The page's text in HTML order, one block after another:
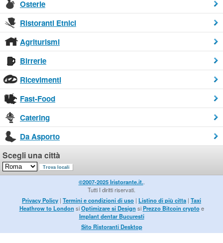
Osterie
Ristoranti Etnici
Agriturismi
Birrerie
Ricevimenti
Fast-Food
Catering
Da Asporto
Scegli una città
©2007-2025 Iristorante.it..
Tutti I diritti riservati.
Privacy Policy | Termini e condizioni di uso | Listino di più citta | Taxi
Heathrow to London siOptimizare si Design siPrezzo Bitcoin cryptoe
Implant dentar Bucuresti
Sito Ristoranti Desktop